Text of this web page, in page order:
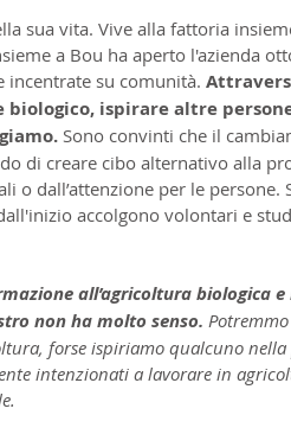
sua vita. Vive alla fattoria
a Bou ha aperto l'azienda
su comunità.
biologico, ispirare altre
Sono convinti che il
di creare cibo alternativo alla
o dall’attenzione per le persone.
accolgono volontari e
all’agricoltura biologica
non ha molto senso.
forse ispiriamo qualcuno
intenzionati a lavorare in